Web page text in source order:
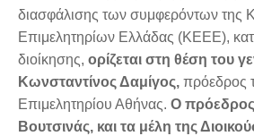
διασφάλισης των συμφερόντων της
Επιμελητηρίων Ελλάδας (ΚΕΕΕ),
διοίκησης, ορίζεται στη θέση του γ
Κωνσταντίνος Δαμίγος, πρόεδρος
Επιμελητηρίου Αθήνας. Ο
Βουτσινάς, και τα μέλη της